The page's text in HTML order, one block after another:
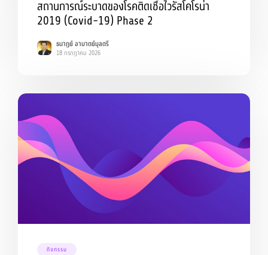
สถานการณ์ระบาดของโรคติดเชื้อไวรัสโคโรน่า
2019 (Covid-19) Phase 2
ธนาฏย์ อามาตย์มุลตรี
18 กรกฎาคม 2026
กิจกรรม